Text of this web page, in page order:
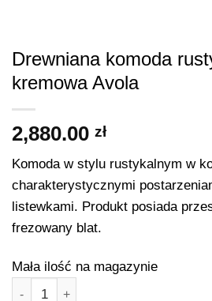
Drewniana komoda
kremowa Avola
2,880.00 zł
Komoda w stylu rustykalnym w
charakterystycznymi
listewkami. Produkt posiada
frezowany blat.
Mała ilość na magazynie